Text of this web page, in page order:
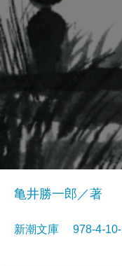
亀井勝一郎／著
新潮文庫 978-4-